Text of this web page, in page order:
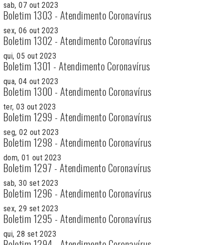
sab, 07 out 2023
Boletim 1303 - Atendimento Coronavírus
sex, 06 out 2023
Boletim 1302 - Atendimento Coronavírus
qui, 05 out 2023
Boletim 1301 - Atendimento Coronavírus
qua, 04 out 2023
Boletim 1300 - Atendimento Coronavírus
ter, 03 out 2023
Boletim 1299 - Atendimento Coronavírus
seg, 02 out 2023
Boletim 1298 - Atendimento Coronavírus
dom, 01 out 2023
Boletim 1297 - Atendimento Coronavírus
sab, 30 set 2023
Boletim 1296 - Atendimento Coronavírus
sex, 29 set 2023
Boletim 1295 - Atendimento Coronavírus
qui, 28 set 2023